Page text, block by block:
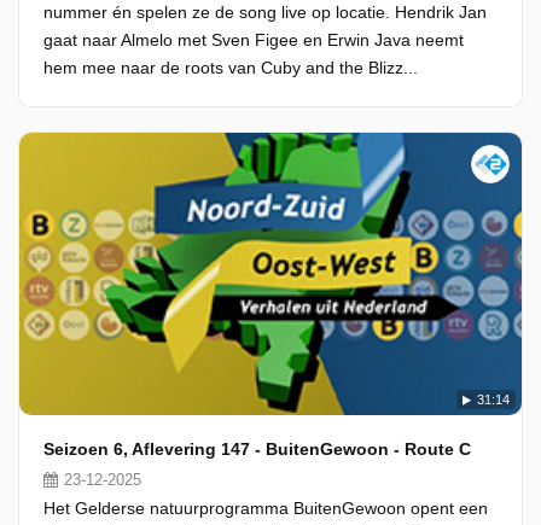
nummer én spelen ze de song live op locatie. Hendrik Jan
gaat naar Almelo met Sven Figee en Erwin Java neemt
hem mee naar de roots van Cuby and the Blizz...
31:14
Seizoen 6, Aflevering 147 - BuitenGewoon - Route C
23-12-2025
Het Gelderse natuurprogramma BuitenGewoon opent een